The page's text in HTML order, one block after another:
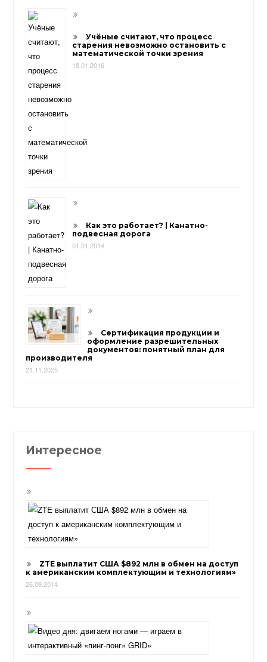
Учёные считают, что процесс
старения невозможно остановить с
математической точки зрения
18.01.2016
Как это работает? | Канатно-
подвесная дорога
01.01.2014
Сертификация продукции и
оформление разрешительных
документов: понятный план для
производителя
21.11.2025
Интересное
ZTE выплатит США $892 млн в обмен на доступ
к американским комплектующим и технологиям»
26.09.2014